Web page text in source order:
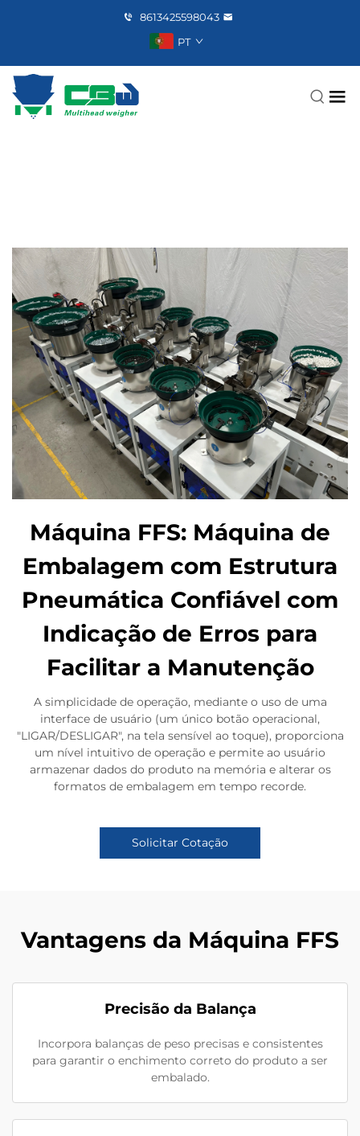
8613425598043
PT
Máquina FFS: Máquina de
Embalagem com Estrutura
Pneumática Confiável com
Indicação de Erros para
Facilitar a Manutenção
A simplicidade de operação, mediante o uso de uma
interface de usuário (um único botão operacional,
"LIGAR/DESLIGAR", na tela sensível ao toque), proporciona
um nível intuitivo de operação e permite ao usuário
armazenar dados do produto na memória e alterar os
formatos de embalagem em tempo recorde.
Solicitar Cotação
Vantagens da Máquina FFS
Precisão da Balança
Incorpora balanças de peso precisas e consistentes
para garantir o enchimento correto do produto a ser
embalado.